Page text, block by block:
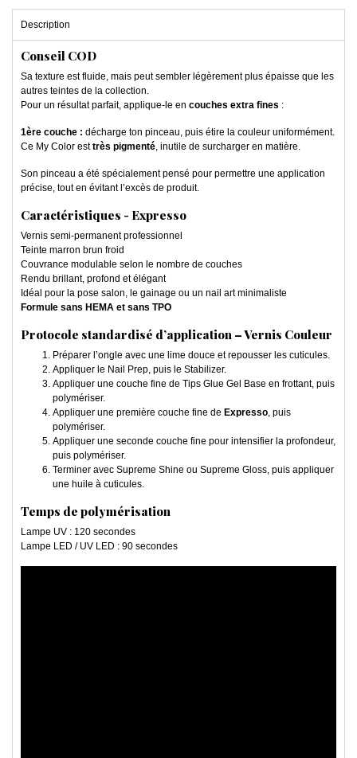
Description
Conseil COD
Sa texture est fluide, mais peut sembler légèrement plus épaisse que les
autres teintes de la collection.
Pour un résultat parfait, applique-le en couches extra fines :
1ère couche : décharge ton pinceau, puis étire la couleur uniformément.
Ce My Color esttrès pigmenté, inutile de surcharger en matière.
Son pinceau a été spécialement pensé pour permettre une application
précise, tout en évitant l’excès de produit.
Caractéristiques - Expresso
Vernis semi-permanent professionnel
Teinte marron brun froid
Couvrance modulable selon le nombre de couches
Rendu brillant, profond et élégant
Idéal pour la pose salon, le gainage ou un nail art minimaliste
Formule sans HEMA et sans TPO
Protocole standardisé d’application – Vernis Couleur
Préparer l’ongle avec une lime douce et repousser les cuticules.
Appliquer le Nail Prep, puis le Stabilizer.
Appliquer une couche fine de Tips Glue Gel Base en frottant, puis
polymériser.
Appliquer une première couche fine de Expresso, puis
polymériser.
Appliquer une seconde couche fine pour intensifier la profondeur,
puis polymériser.
Terminer avec Supreme Shine ou Supreme Gloss, puis appliquer
une huile à cuticules.
Temps de polymérisation
Lampe UV : 120 secondes
Lampe LED / UV LED : 90 secondes